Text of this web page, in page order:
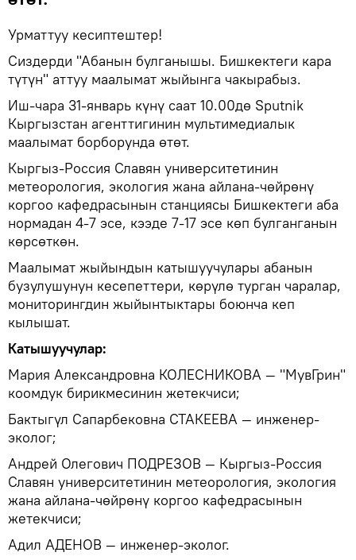
Урматтуу кесиптештер!
Сиздерди "Абанын булганышы. Бишкектеги кара
түтүн" аттуу маалымат жыйынга чакырабыз.
Иш-чара 31-январь күнү саат 10.00дө Sputnik
Кыргызстан агенттигинин мультимедиалык
маалымат борборунда өтөт.
Кыргыз-Россия Славян университетинин
метеорология, экология жана айлана-чөйрөнү
коргоо кафедрасынын станциясы Бишкектеги аба
нормадан 4-7 эсе, кээде 7-17 эсе көп булганганын
көрсөткөн.
Маалымат жыйындын катышуучулары абанын
бузулушунун кесепеттери, көрүлө турган чаралар,
мониторингдин жыйынтыктары боюнча кеп
кылышат.
Катышуучулар:
Мария Александровна КОЛЕСНИКОВА — "MувГрин"
коомдук бирикмесинин жетекчиси;
Бактыгүл Сапарбековна СТАКЕЕВА — инженер-
эколог;
Андрей Олегович ПОДРЕЗОВ — Кыргыз-Россия
Славян университетинин метеорология, экология
жана айлана-чөйрөнү коргоо кафедрасынын
жетекчиси;
Адил АДЕНОВ — инженер-эколог.